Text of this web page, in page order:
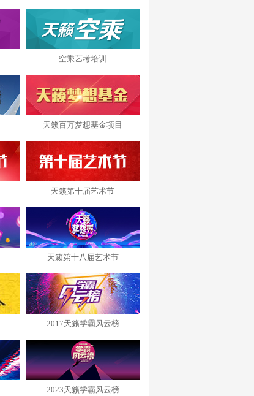
空乘艺考培训
天籁百万梦想基金项目
天籁第十届艺术节
天籁第十八届艺术节
2017天籁学霸风云榜
2023天籁学霸风云榜